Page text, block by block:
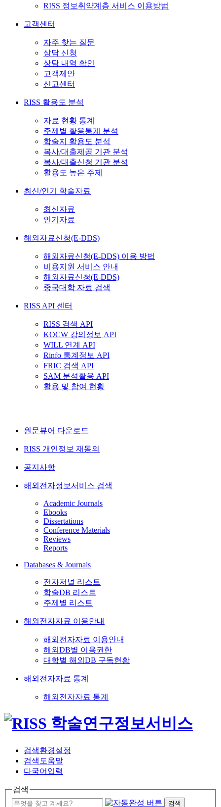
RISS 정보취약계층 서비스 이용방법
고객센터
자주 찾는 질문
상담 신청
상담 내역 확인
고객제안
신고센터
RISS 활용도 분석
자료 현황 통계
주제별 활용통계 분석
학술지 활용도 분석
복사/대출제공 기관 분석
복사/대출신청 기관 분석
활용도 높은 주제
최신/인기 학술자료
최신자료
인기자료
해외자료신청(E-DDS)
해외자료신청(E-DDS) 이용 방법
비용지원 서비스 안내
해외자료신청(E-DDS)
중국대학 자료 검색
RISS API 센터
RISS 검색 API
KOCW 강의정보 API
WILL 연계 API
Rinfo 통계정보 API
FRIC 검색 API
SAM 분석활용 API
활용 및 참여 현황
원문뷰어 다운로드
RISS 개인정보 재동의
공지사항
해외전자정보서비스 검색
Academic Journals
Ebooks
Dissertations
Conference Materials
Reviews
Reports
Databases & Journals
전자저널 리스트
학술DB 리스트
주제별 리스트
해외전자자료 이용안내
해외전자자료 이용안내
해외DB별 이용권한
대학별 해외DB 구독현황
해외전자자료 통계
해외전자자료 통계
검색환경설정
검색도움말
다국어입력
검색
검색